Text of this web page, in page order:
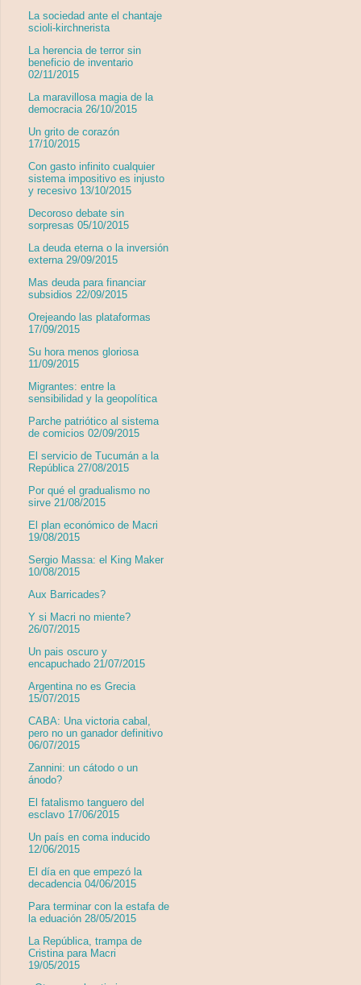
La sociedad ante el chantaje
scioli-kirchnerista
La herencia de terror sin
beneficio de inventario
02/11/2015
La maravillosa magia de la
democracia 26/10/2015
Un grito de corazón
17/10/2015
Con gasto infinito cualquier
sistema impositivo es injusto
y recesivo 13/10/2015
Decoroso debate sin
sorpresas 05/10/2015
La deuda eterna o la inversión
externa 29/09/2015
Mas deuda para financiar
subsidios 22/09/2015
Orejeando las plataformas
17/09/2015
Su hora menos gloriosa
11/09/2015
Migrantes: entre la
sensibilidad y la geopolítica
Parche patriótico al sistema
de comicios 02/09/2015
El servicio de Tucumán a la
República 27/08/2015
Por qué el gradualismo no
sirve 21/08/2015
El plan económico de Macri
19/08/2015
Sergio Massa: el King Maker
10/08/2015
Aux Barricades?
Y si Macri no miente?
26/07/2015
Un pais oscuro y
encapuchado 21/07/2015
Argentina no es Grecia
15/07/2015
CABA: Una victoria cabal,
pero no un ganador definitivo
06/07/2015
Zannini: un cátodo o un
ánodo?
El fatalismo tanguero del
esclavo 17/06/2015
Un país en coma inducido
12/06/2015
El día en que empezó la
decadencia 04/06/2015
Para terminar con la estafa de
la eduación 28/05/2015
La República, trampa de
Cristina para Macri
19/05/2015